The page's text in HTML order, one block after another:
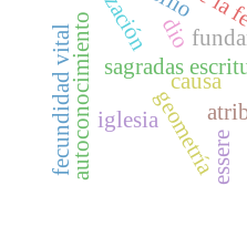
sagradas
causa
autoconocimiento geometría
iglesia
fecundidad vital essere
dio